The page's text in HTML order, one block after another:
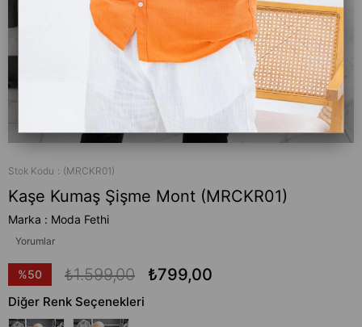
Stok Kodu (MRCKR01)
Kaşe Kumaş Şişme Mont (MRCKR01)
Marka : Moda Fethi
Yorumlar
%50
İndirim
₺1.599,00 ₺799,00
Diğer Renk Seçenekleri